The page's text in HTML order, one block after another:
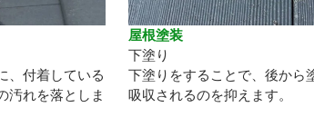
、付着している
汚れを落としま
屋根塗装
下塗り
下塗りをすることで、後から
吸収されるのを抑えます。